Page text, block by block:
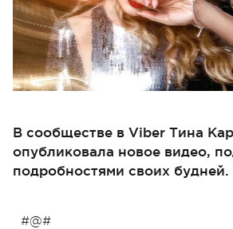
В сообществе в Viber Тина
опубликовала новое видео,
подробностями своих будней.
#@#